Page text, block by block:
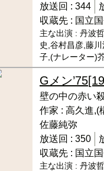
放送回 : 344
収蔵先 : 国立
主な出演 : 丹波
史,谷村昌彦,藤
子,(ナレーター)
Gメン’75
壁の中の赤い
作家 : 高久進,(
佐藤純弥
放送回 : 350
収蔵先 : 国立
主な出演 : 丹波